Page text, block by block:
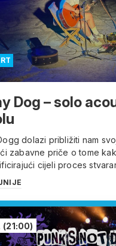
Dog – solo
dolazi približiti nam
zabavne priče o tome
cijeli proces
(21:00)